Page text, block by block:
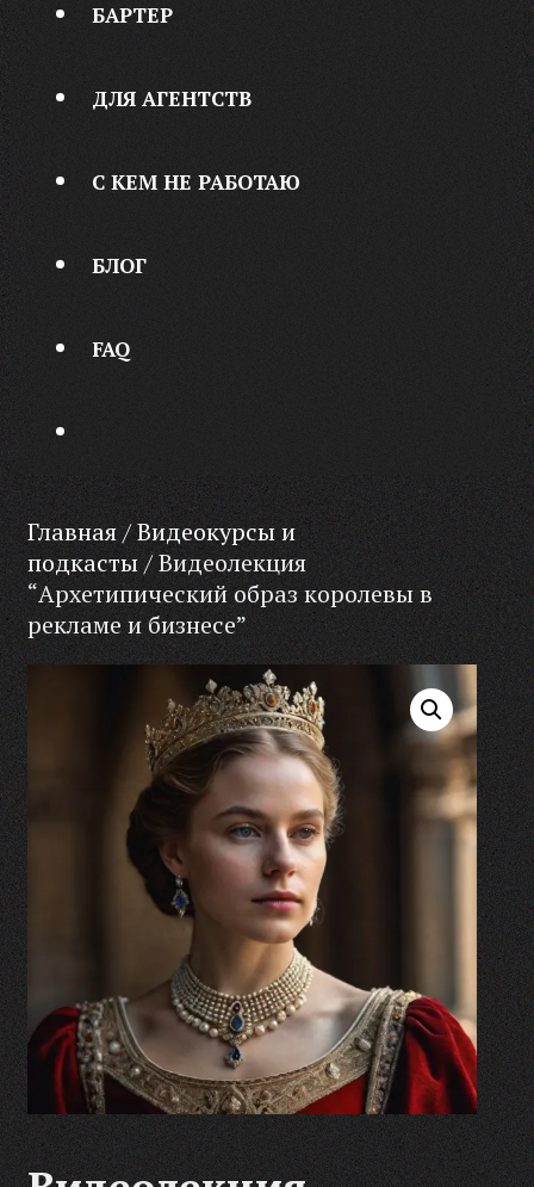
БАРТЕР
ДЛЯ АГЕНТСТВ
С КЕМ НЕ РАБОТАЮ
БЛОГ
FAQ
Главная/Видеокурсы и
подкасты/ Видеолекция
“Архетипический образ королевы в
рекламе и бизнесе”